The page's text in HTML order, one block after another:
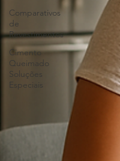
Comparativos
de
Revestimentos
Cimento
Queimado
Soluções
Especiais